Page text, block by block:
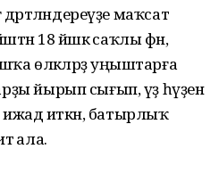
маҡсат
18 йәшкә саҡлы фән,
өлкәләрҙә уңыштарға
йырып сығып, үҙ һүҙен
ижад иткән, батырлыҡ
ала.